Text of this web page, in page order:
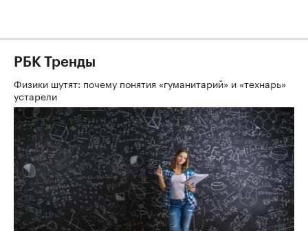
РБК Тренды
Физики шутят: почему понятия «гуманитарий» и «технарь»
устарели